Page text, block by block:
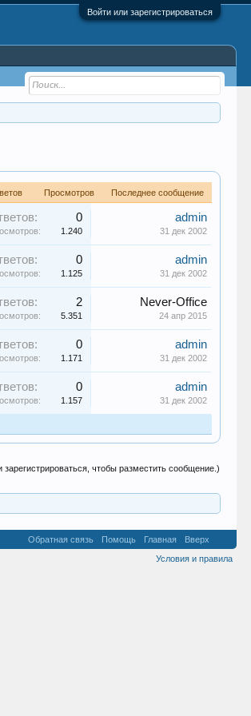
Войти или зарегистрироваться
Просмотров Последнее сообщение
0
1.240
admin
31 дек 2002
0
1.125
admin
31 дек 2002
2
5.351
Never-Office
24 апр 2015
0
1.171
admin
31 дек 2002
0
1.157
admin
31 дек 2002
чтобы разместить сообщение.)
Обратная связь Помощь Главная
Вверх
Условия и правила